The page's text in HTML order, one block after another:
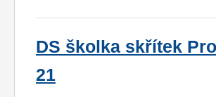
DS školka skřítek
21